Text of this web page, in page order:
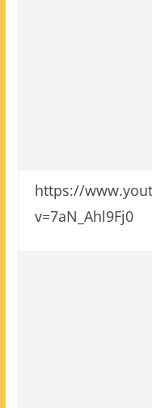
https://
v=7aN_Ahl9Fj0